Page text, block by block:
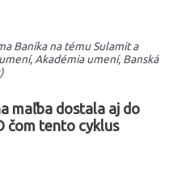
Baníka na tému Sulamit a
Akadémia umení, Banská
maľba dostala aj do
čom tento cyklus